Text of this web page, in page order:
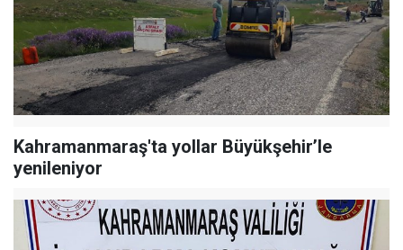
Kahramanmaraş'ta yollar Büyükşehir’le
yenileniyor